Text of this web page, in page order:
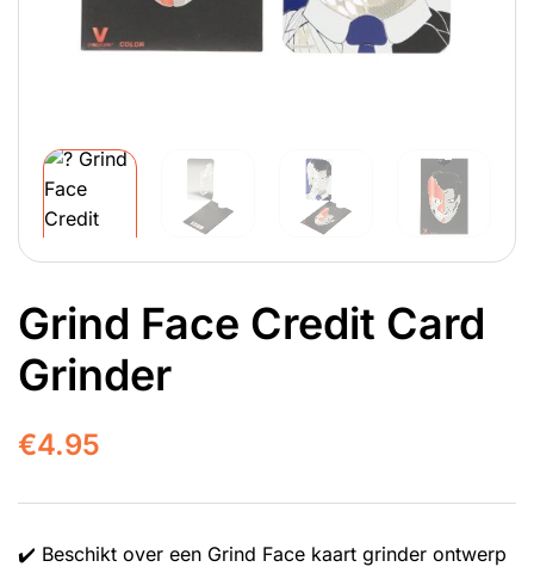
Grind Face Credit Card
Grinder
€4.95
✔️ Beschikt over een Grind Face kaart grinder ontwerp